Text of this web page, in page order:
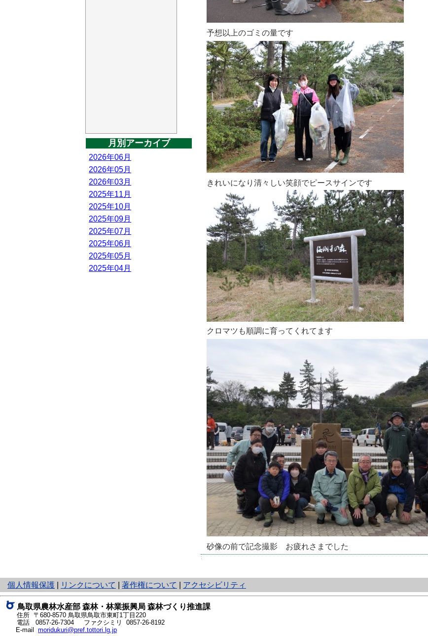
月別アーカイブ
2026年06月
2026年05月
2026年03月
2025年11月
2025年10月
2025年09月
2025年07月
2025年06月
2025年05月
2025年04月
予想以上のゴミの量です
きれいになり清々しい笑顔でピースサインです
クロマツも順調に育ってくれてます
砂像の前で記念撮影 お疲れさまでした
:
個人情報保護
と
り
ネ
ッ
ト
へ
リンクについて 著作権について アクセシビリティ
鳥取県農林水産部 森林・林業振興局 森林づくり推進課
住所 〒680-8570 鳥取県鳥取市東町1丁目220
電話 0857-26-7304
ファクシミリ 0857-26-8192
E-mail moridukuri@pref.tottori.lg.jp